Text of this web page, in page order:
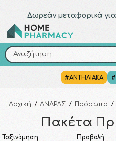
Δωρεάν μεταφορικά
Αναζήτηση
#ΑΝΤΗΛΙΑΚΑ
Αρχική / ΑΝΔΡΑΣ / Πρόσωπο /
Πακέτα
Ταξινόμηση Προβολή